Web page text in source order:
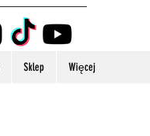
Sklep Więcej